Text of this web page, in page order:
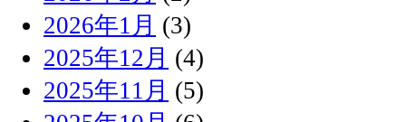
2026年1月 (3)
2025年12月 (4)
2025年11月 (5)